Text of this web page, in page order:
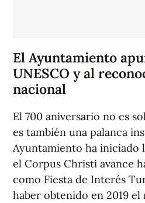
El Ayuntamiento
UNESCO y al
nacional
El 700 aniversario no es
es también una palanca
Ayuntamiento ha iniciado
el Corpus Christi avance
como Fiesta de Interés
haber obtenido en 2019